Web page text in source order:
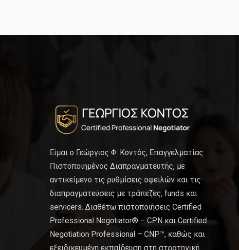
Είμαι ο Γεώργιος Φ. Κοντός, Επαγγελματίας
Πιστοποιημένος Διαπραγματευτής, με
αντικείμενο τις ρυθμίσεις οφειλών και τις
διαπραγματεύσεις με τράπεζες, funds και
servicers. Διαθέτω πιστοποιήσεις Certified
Professional Negotiator® – CPN και Certified
Negotiation Professional – CNP™, καθώς και
εξειδικευμένη εκπαίδευση στη στρατηγική